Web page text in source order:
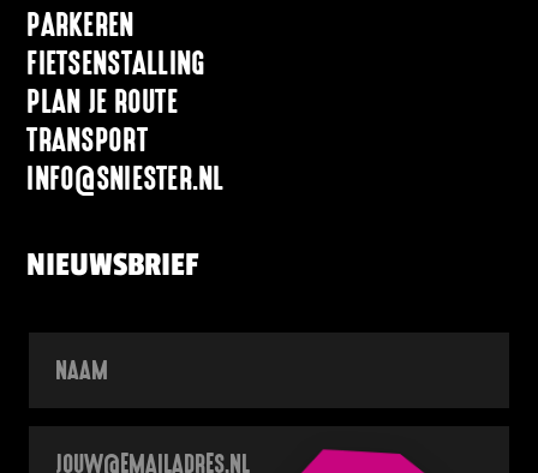
PARKEREN
FIETSENSTALLING
PLAN JE ROUTE
TRANSPORT
INFO@SNIESTER.NL
NIEUWSBRIEF